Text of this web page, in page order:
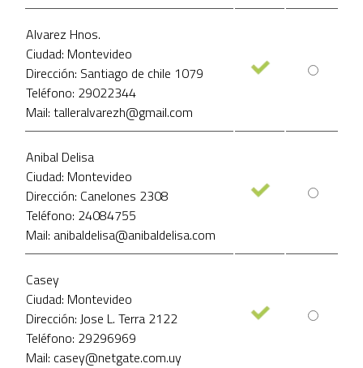
Alvarez Hnos.
Ciudad: Montevideo
Dirección: Santiago de chile 1079
Teléfono: 29022344
Mail: talleralvarezh@gmail.com
Anibal Delisa
Ciudad: Montevideo
Dirección: Canelones 2308
Teléfono: 24084755
Mail: anibaldelisa@anibaldelisa.com
Casey
Ciudad: Montevideo
Dirección: Jose L. Terra 2122
Teléfono: 29296969
Mail: casey@netgate.com.uy